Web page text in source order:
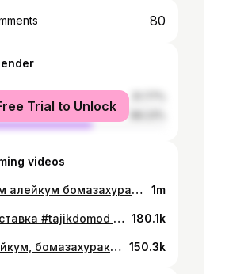
80
Trial to Unlock
videos
Всем салом алейкум бомазахураки 🤤 В День Независимости Таджикистана, под руководством повара Умеда, было приготовлено невероятные 2,5 тонны этого вкуснейшего плова. Вот, что понадобилось: * 160 л масла 🌿 * 300 кг ароматного мяса 🥩 * 100 кг сочного лука 🧅 * 600 кг свежей моркови 🥕 * 500 кг ароматного риса 🍚 * 300 л чистой воды 💧 * 10 кг специй 🌶️ * 22 кг соли 🧂 * 500 перепелиных яиц 🥚🐦 * 200 перепелок 🐦 🕗 Плов готовился 8 часов, и было потрачено пол КамАЗа дров, чтобы создать непередаваемый вкус. А потом, на протяжении 6 часов, плов раздавали всем желающим абсолютно бесплатно в ботаническом саду города Душанбе. 🌳 Этот день стал рекордным благодаря усилиям повара Умеда и всей его команды! 🌟 #tajikdomod #гдепоестьвдушанбе #взрыввкуса #бомба #dushanbecity #dushanbefood #варзоб #хисор #кулоб #худжанд #регар #кургантюбе #таджикистан #tajikistanfood #foodblog #khujand #вкуснаяеда #Обед #ужен #ДеньНезависимости #Таджикистан #ПраздникПлова 1m
Tajplov Доставка #tajikdomod #бомба #отзывы #гдепоестьвдушанбе #плов #еда #обзореды #душанбе #таджикистан #ташкент #узбекистан 180.1k
Салам алейкум, бомазахураки! 👋🤤 Сегодня я решил приготовить на ифтар Чупонча. Впервые я узнал и попробовал это блюдо, когда был в Англии🏴󠁧󠁢󠁥󠁮󠁧󠁿 . О нем мне рассказал мой друг, ловите рецепт. Обязательно попробуйте, не пожалеете.🤤 #tajikdomod #гдепоестьвдушанбе #взрыввкуса #бомба #dushanbecity #dushanbefood #варзоб #хисор #кулоб #худжанд #регар #кургантюбе #бомазахураки #bomazahuraki #таджикистан #tajikistanfood #foodblog #khujand #ташкент #Tashkent #uzbekistan 150.3k